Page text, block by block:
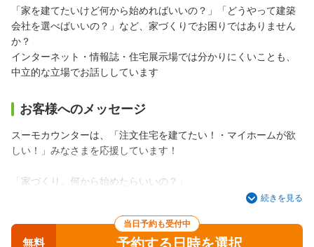
「家を建てたいけど何から始めればいいの？」「どうやって建築
会社を選べばいいの？」など、家づくりでお困りではありません
か？
インターネット・情報誌・住宅展示場では分かりにくいことも、
中立的な立場でお話ししています
お客様へのメッセージ
スーモカウンターは、「注文住宅を建てたい！・マイホームが欲
しい！」みなさまを応援しています！
「家づくり、何から始めたらいいの？」
「何が分からないのかがわからない！」 というお声にお答えし、
スーモカウンターでは、
家づくりにまつわる基本的な情報から、自分に合った建築会社の
続きを見る
当日予約も受付中
無料 予約する日時を選択